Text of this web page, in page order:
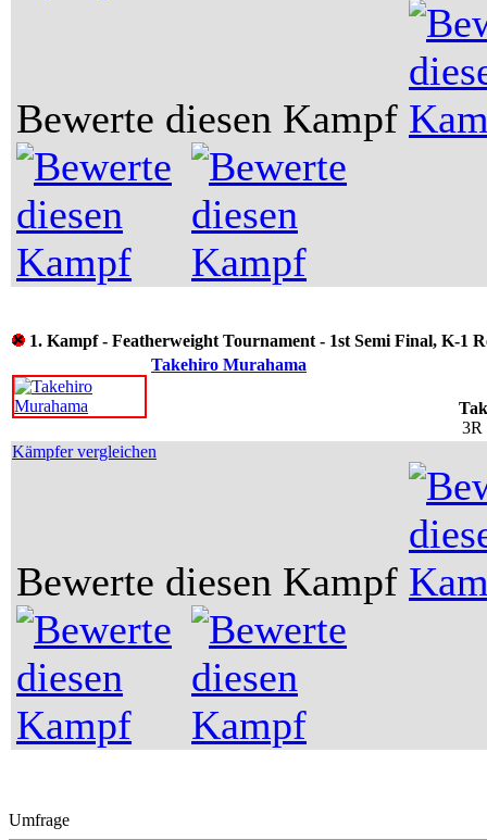
Bewerte diesen Kampf
1. Kampf - Featherweight Tournament - 1st Semi Final, K-1
Takehiro Murahama
3R
Kämpfer vergleichen
Bewerte diesen Kampf
Umfrage